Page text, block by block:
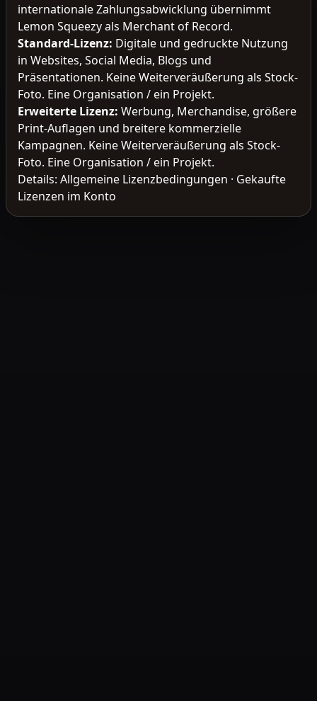
internationale Zahlungsabwicklung übernimmt
Lemon Squeezy als Merchant of Record.
Standard-Lizenz: Digitale und gedruckte Nutzung
in Websites, Social Media, Blogs und
Präsentationen. Keine Weiterveräußerung als Stock-
Foto. Eine Organisation / ein Projekt.
Erweiterte Lizenz: Werbung, Merchandise, größere
Print-Auflagen und breitere kommerzielle
Kampagnen. Keine Weiterveräußerung als Stock-
Foto. Eine Organisation / ein Projekt.
Details: Allgemeine Lizenzbedingungen · Gekaufte
Lizenzen im Konto